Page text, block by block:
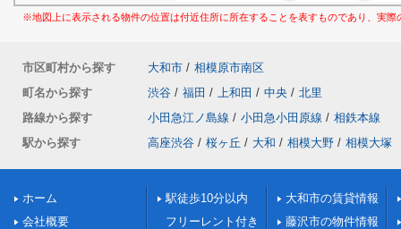
※地図上に表示される物件の位置は付近住所に所在することを表すものであり、実
市区町村から探す 大和市 / 相模原市南区
町名から探す
渋谷 / 福田 / 上和田 / 中央 / 北里
路線から探す
小田急江ノ島線 / 小田急小田原線 / 相鉄本線
駅から探す
高座渋谷 / 桜ヶ丘 / 大和 / 相模大野 / 相模大塚
ホーム
会社概要
駅徒歩10分以内
フリーレント付き
大和市の賃貸情報
藤沢市の物件情報